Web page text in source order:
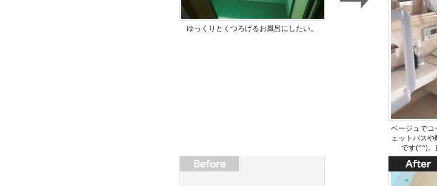
ゆっくりとくつろげるお風呂にしたい。
ベージュでコ
ェットバス
です(^^)。